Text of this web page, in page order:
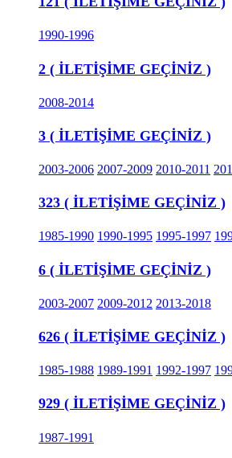
1990-1996
2 ( İLETİŞİME GEÇİNİZ )
2008-2014
3 ( İLETİŞİME GEÇİNİZ )
2003-2006 2007-2009 2010-2011
323 ( İLETİŞİME GEÇİNİZ )
1985-1990 1990-1995 1995-1997
6 ( İLETİŞİME GEÇİNİZ )
2003-2007 2009-2012 2013-2018
626 ( İLETİŞİME GEÇİNİZ )
1985-1988 1989-1991 1992-1997
929 ( İLETİŞİME GEÇİNİZ )
1987-1991